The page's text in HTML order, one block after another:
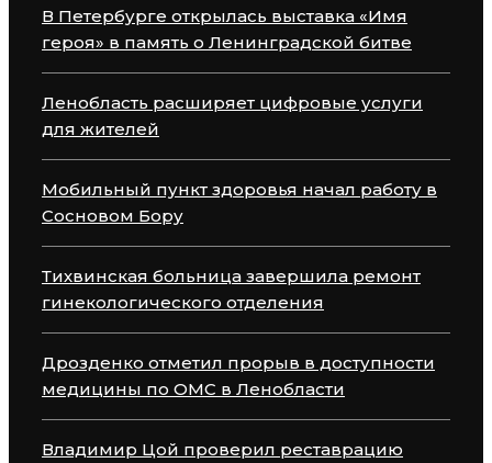
В Петербурге открылась выставка «Имя
героя» в память о Ленинградской битве
Ленобласть расширяет цифровые услуги
для жителей
Мобильный пункт здоровья начал работу в
Сосновом Бору
Тихвинская больница завершила ремонт
гинекологического отделения
Дрозденко отметил прорыв в доступности
медицины по ОМС в Ленобласти
Владимир Цой проверил реставрацию